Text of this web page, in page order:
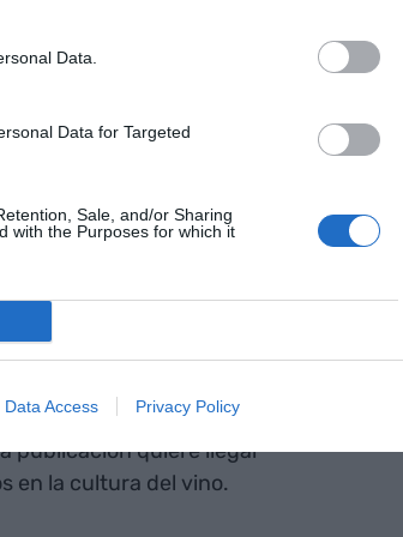
Data.
Data for Targeted
Sale, and/or Sharing
with the Purposes for which it
Data Access Privacy Policy
entre instituciones
protagonistas con rigor y
publicación quiere llegar
en la cultura del vino.